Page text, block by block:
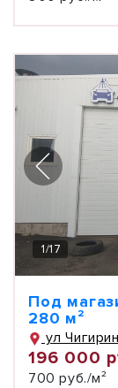
1/17
Под
280 м²
ул
196 000
700 руб./м²